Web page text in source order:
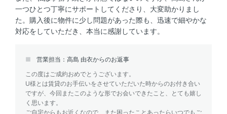
一つひとつ丁寧にサポートしてくださり、大変助かりまし
た。購入後に物件に少し問題があった際も、迅速で細やかな
対応をしていただき、本当に感謝しています。
営業担当：高島 由衣からのお返事
この度はご成約おめでとうございます。
U様とは賃貸のお手伝いをさせていただいた時からのお付き合い
ですが、今回またこのような形でお会いできたこと、とても嬉し
く思います。
ご自宅からもお近くなので、また困ったことあったらいつでもご